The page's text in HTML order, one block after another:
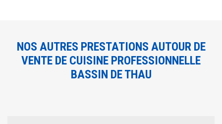
NOS AUTRES PRESTATIONS AUTOUR DE
VENTE DE CUISINE PROFESSIONNELLE
BASSIN DE THAU